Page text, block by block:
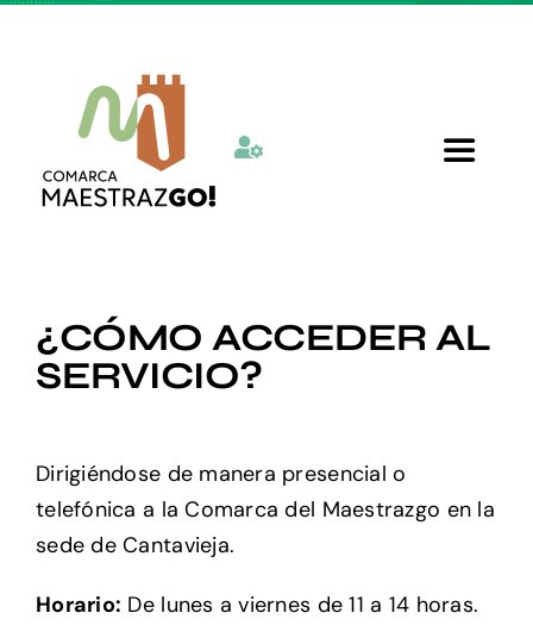
Toggle
Quienes somos
Actualidad
Setas
¿CÓMO ACCEDER AL
SERVICIO?
Dirigiéndose de manera presencial o
telefónica a la Comarca del Maestrazgo en la
sede de Cantavieja.
Horario: De lunes a viernes de 11 a 14 horas.